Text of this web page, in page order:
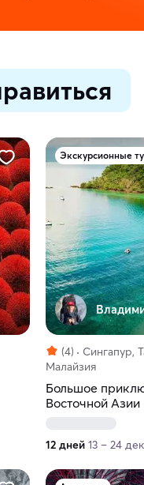
Экскурсионные
(4)
Сингапур,
Малайзия
Большое
Восточной Азии
12 дней 13 – 24